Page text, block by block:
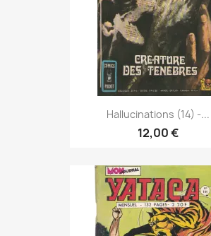
Hallucinations (14) -...
12,00 €